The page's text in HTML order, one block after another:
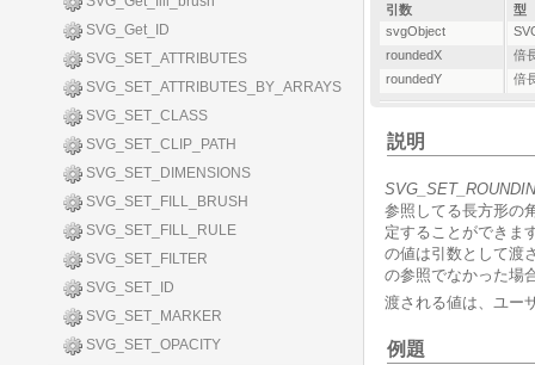
SVG_Get_ID
SVG_SET_ATTRIBUTES
SVG_SET_ATTRIBUTES_BY_ARRAYS
SVG_SET_CLASS
SVG_SET_CLIP_PATH
SVG_SET_DIMENSIONS
SVG_SET_FILL_BRUSH
SVG_SET_FILL_RULE
SVG_SET_FILTER
SVG_SET_ID
SVG_SET_MARKER
SVG_SET_OPACITY
引数
型
svgObject
roundedX
倍
roundedY
倍
説明
参照してる長方形の
定することができま
の値は引数として渡
の参照でなかった場
渡される値は、ユー
例題